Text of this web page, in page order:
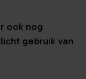
ook nog
gebruik van